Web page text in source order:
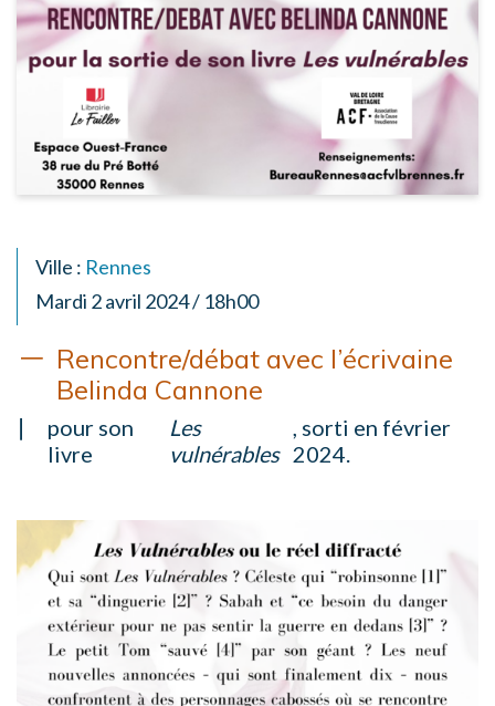
Ville : Rennes
Mardi 2 avril 2024 / 18h00
Rencontre/débat avec l’écrivaine
Belinda Cannone
pour son
livre
Les
vulnérables
, sorti en février
2024.